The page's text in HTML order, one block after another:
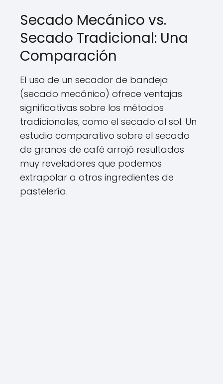
Secado Mecánico vs.
Secado Tradicional: Una
Comparación
El uso de un secador de bandeja
(secado mecánico) ofrece ventajas
significativas sobre los métodos
tradicionales, como el secado al sol. Un
estudio comparativo sobre el secado
de granos de café arrojó resultados
muy reveladores que podemos
extrapolar a otros ingredientes de
pastelería.